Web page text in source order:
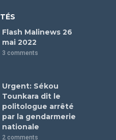
Flash Malinews 26
mai 2022
3 comments
Urgent: Sékou
Tounkara dit le
politologue arrêté
par la gendarmerie
nationale
2 comments